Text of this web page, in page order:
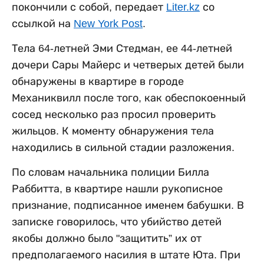
покончили с собой, передает Liter.kz со
ссылкой на New York Post.
Тела 64-летней Эми Стедман, ее 44-летней
дочери Сары Майерс и четверых детей были
обнаружены в квартире в городе
Механиквилл после того, как обеспокоенный
сосед несколько раз просил проверить
жильцов. К моменту обнаружения тела
находились в сильной стадии разложения.
По словам начальника полиции Билла
Раббитта, в квартире нашли рукописное
признание, подписанное именем бабушки. В
записке говорилось, что убийство детей
якобы должно было "защитить” их от
предполагаемого насилия в штате Юта. При